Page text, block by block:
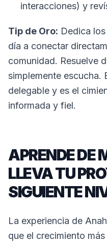
interacciones) y
Tip de Oro: Dedica
día a conectar
comunidad. Resuelve
simplemente escucha.
delegable y es el
informada y fiel.
APRENDE DE
LLEVA TU
SIGUIENTE
La experiencia de
que el crecimiento